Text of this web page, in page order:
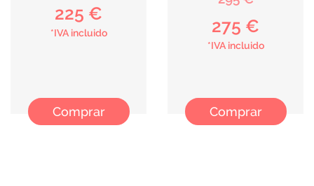
225 €
*IVA incluido
Comprar
275 €
*IVA incluido
Comprar